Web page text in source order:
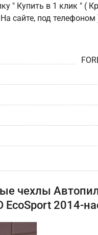
" Купить в 1 клик " (
сайте, под телефоном
чехлы
EcoSport 2014-